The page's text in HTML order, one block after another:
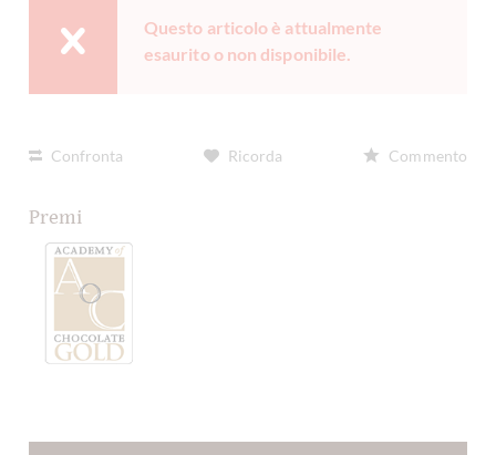
Questo articolo è attualmente
esaurito o non disponibile.
Confronta Ricorda Commento
Premi